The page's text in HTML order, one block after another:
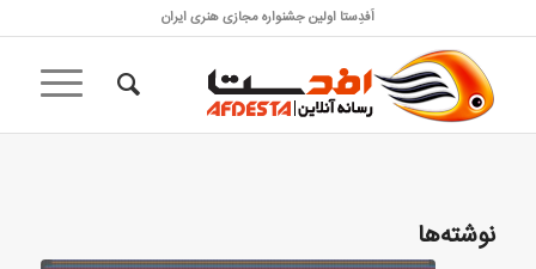
اَفدِستا اولین جشنواره مجازی هنری ایران
نوشته‌ها